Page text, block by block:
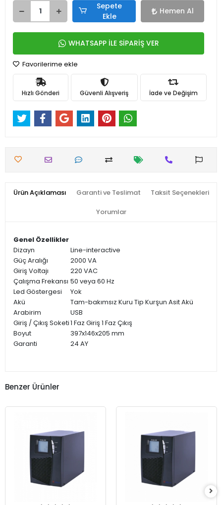
Sepete
Ekle
Hemen Al
WHATSAPP İLE SİPARİŞ VER
Favorilerime ekle
Hızlı Gönderi Güvenli Alışveriş İade ve Değişim
Ürün Açıklaması Garanti ve Teslimat Taksit Seçenekleri
Yorumlar
Genel Özellikler
Dizayn
Line-interactive
Güç Aralığı
2000 VA
Giriş Voltajı
220 VAC
Çalışma Frekansı 50 veya 60 Hz
Led Göstergesi
Yok
Akü
Tam-bakımsız Kuru Tip Kurşun Asit Akü
Arabirim
USB
Giriş / Çıkış Soketi1 Faz Giriş 1 Faz Çıkış
Boyut
397x146x205 mm
Garanti
24 AY
Benzer Ürünler